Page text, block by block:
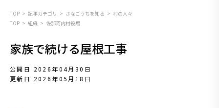
TOP 記事カテゴリ さなごうちを知る
村の人々
TOP
組織 佐那河内村役場
家族で続ける屋根工事
公開日 2026年04月30日
更新日 2026年05月18日